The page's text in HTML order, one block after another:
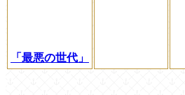
「最悪の世代」